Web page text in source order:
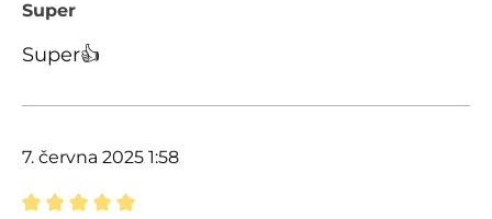
Super
Super👍
7. června 2025 1:58